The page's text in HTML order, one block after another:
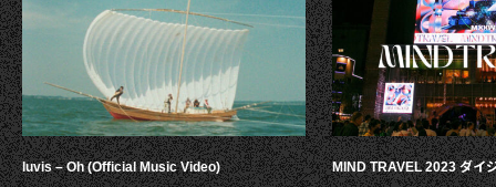
luvis – Oh (Official Music Video) MIND TRAVEL 2023 ダイ